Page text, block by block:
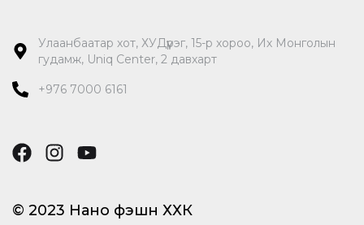
Улаанбаатар хот, ХУДүүрэг, 15-р хороо, Их Монголын
гудамж, Uniq Center, 2 давхарт
+976 7000 6161
© 2023 Нано фэшн ХХК